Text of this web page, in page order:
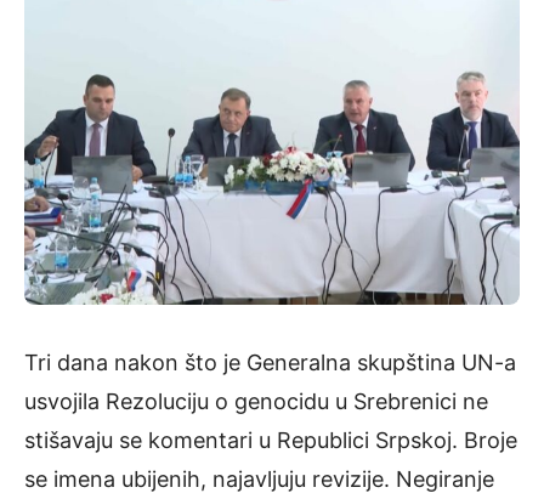
Tri dana nakon što je Generalna skupština UN-a
usvojila Rezoluciju o genocidu u Srebrenici ne
stišavaju se komentari u Republici Srpskoj. Broje
se imena ubijenih, najavljuju revizije. Negiranje